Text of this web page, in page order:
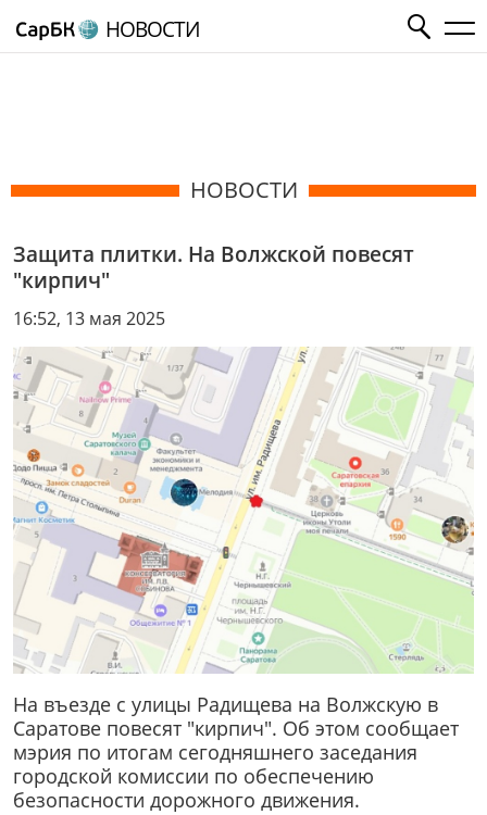
НОВОСТИ
НОВОСТИ
Защита плитки. На Волжской повесят
"кирпич"
16:52, 13 мая 2025
На въезде с улицы Радищева на Волжскую в
Саратове повесят "кирпич". Об этом сообщает
мэрия по итогам сегодняшнего заседания
городской комиссии по обеспечению
безопасности дорожного движения.